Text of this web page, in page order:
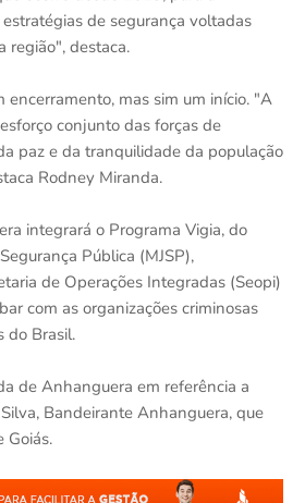
de segurança voltadas
região", destaca.
encerramento, mas sim um início. "A
conjunto das forças de
paz e da tranquilidade da população
Rodney Miranda.
integrará o Programa Vigia, do
Pública (MJSP),
de Operações Integradas (Seopi)
com as organizações criminosas
do Brasil.
de Anhanguera em referência a
Bandeirante Anhanguera, que
Goiás.